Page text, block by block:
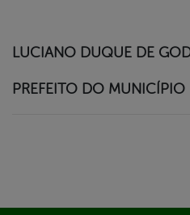
LUCIANO DUQUE DE
PREFEITO DO MUNICÍPIO